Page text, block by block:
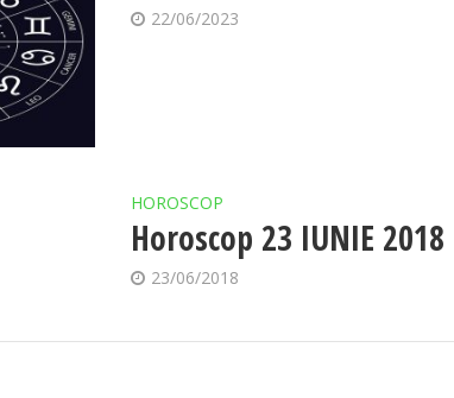
22/06/2023
HOROSCOP
Horoscop 23 IUNIE 2018
23/06/2018